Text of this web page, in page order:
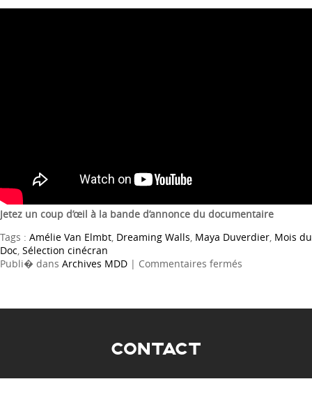
Jetez un coup d’œil à la bande d’annonce du documentaire
Tags : Amélie Van Elmbt, Dreaming Walls, Maya Duverdier, Mois du
Doc, Sélection cinécran
Publi� dans Archives MDD | Commentaires fermés
CONTACT